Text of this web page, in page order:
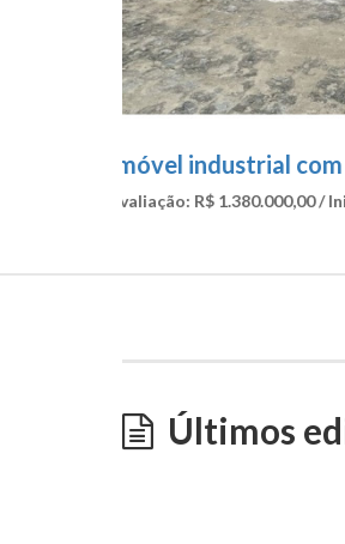
Trator JOHN
Lance mínimo: R$ 534.000,00
Últimos